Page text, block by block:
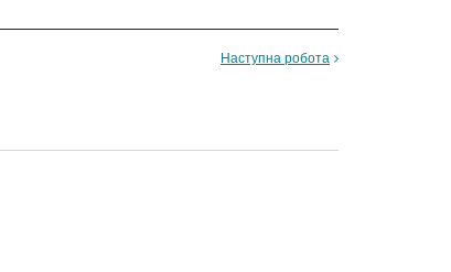
Наступна робота